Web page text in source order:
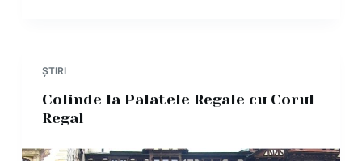
ȘTIRI
Colinde la Palatele Regale cu Corul
Regal